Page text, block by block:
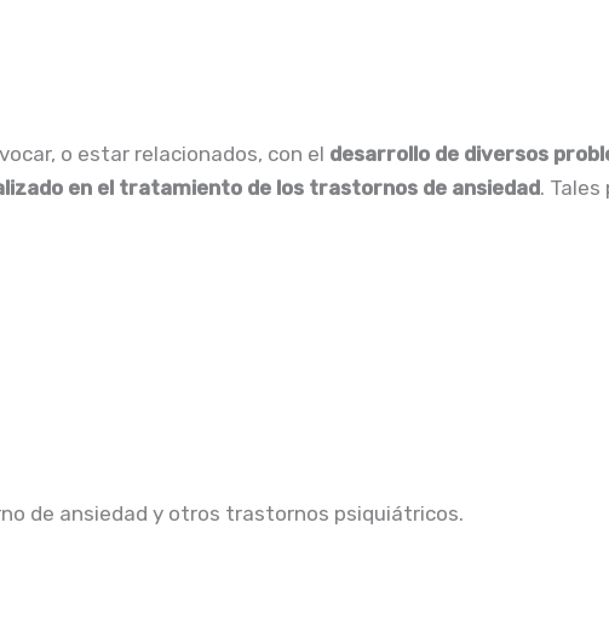
o estar relacionados, con el desarrollo de diversos
en el tratamiento de los trastornos de ansiedad.
de ansiedad y otros trastornos psiquiátricos.